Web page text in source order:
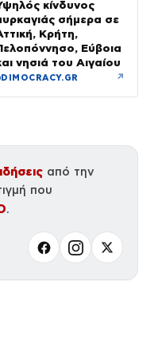
κίνδυνος
σήμερα σε
Κρήτη,
Εύβοια
νησιά του Αιγαίου
DIMOCRACY.GR ↗
από την
που
.